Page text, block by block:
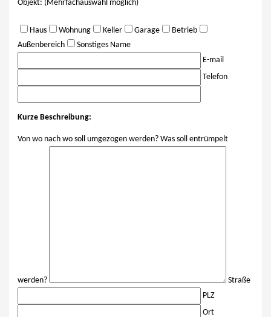
Objekt: (Mehrfachauswahl möglich)
Haus Wohnung Keller Garage
Betrieb
Außenbereich
Sonstiges Name
E-mail
Telefon
Kurze Beschreibung:
Von wo nach wo soll umgezogen werden? Was soll entrümpelt
werden?
Straße
PLZ
Ort